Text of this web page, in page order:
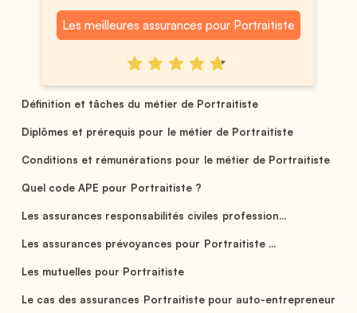
Les meilleures assurances pour Portraitiste
Définition et tâches du métier de Portraitiste
Diplômes et prérequis pour le métier de Portraitiste
Conditions et rémunérations pour le métier de Portraitiste
Quel code APE pour Portraitiste ?
Les assurances responsabilités civiles profession...
Les assurances prévoyances pour Portraitiste ...
Les mutuelles pour Portraitiste
Le cas des assurances Portraitiste pour auto-entrepreneur